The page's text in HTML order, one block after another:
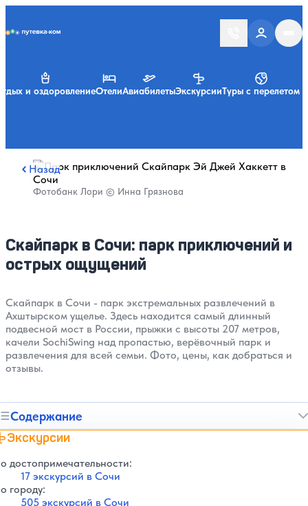
и оздоровлениеОтелиАвиабилетыЭкскурсииТуры с перелетом
Скайпарк в Сочи: парк приключений и
острых ощущений
Скайпарк в Сочи - парк экстремальных развлечений в
Ахштырском ущелье. Здесь находится самый длинный
подвесной мост в России, прыжки с высоты 207 метров,
качели SochiSwing над пропастью, верёвочный парк и
развлечения для всей семьи. Фото, цены, как добраться и
отзывы.
Содержание
Экскурсии
достопримечательности:
17 экскурсий в Сочи
городу:
505 экскурсий в Сочи
Назад
Фотобанк Лори © Инна Грязнова